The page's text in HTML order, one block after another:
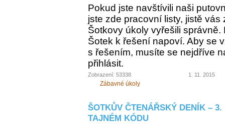
Pokud jste navštívili naši
jste zde pracovní listy, jistě vás
Šotkovy úkoly vyřešili
Šotek k řešení napoví. Aby se
s řešením, musíte se nejdříve
přihlásit.
Zobrazení: 53338 1. 11. 2015
Zábavné úkoly
ŠOTKŮV ČTENÁŘSKÝ DENÍK –
TAJNÉM KÓDU